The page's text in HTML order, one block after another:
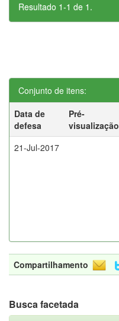
Resultado 1-1 de 1.
Conjunto de itens:
Data de
defesa
Pré-
visualização
21-Jul-2017
Compartilhamento
Busca facetada